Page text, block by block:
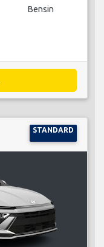
Bensin
STANDARD